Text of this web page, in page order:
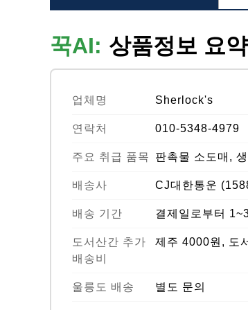
꾹AI: 상품정보 요약
업체명 Sherlock's
연락처 010-5348-4979
주요 취급 품목 판촉물 소도매,
배송사 CJ대한통운
배송 기간 결제일로부터
도서산간 추가
배송비
제주 4000원, 도
울릉도 배송 별도 문의